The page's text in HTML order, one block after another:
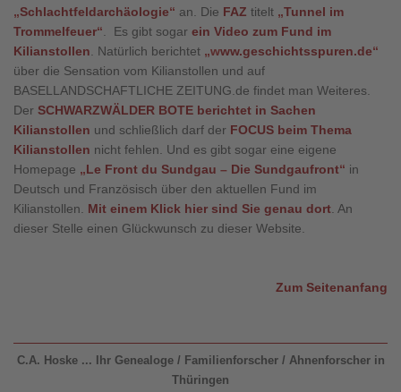
„Schlachtfeldarchäologie“ an. Die FAZ titelt „Tunnel im
Trommelfeuer“ . Es gibt sogar ein Video zum Fund im
Kilianstollen . Natürlich berichtet „www.geschichtsspuren.de“
über die Sensation vom Kilianstollen und auf
BASELLANDSCHAFTLICHE ZEITUNG.de findet man Weiteres.
Der SCHWARZWÄLDER BOTE berichtet in Sachen
Kilianstollen und schließlich darf der FOCUS beim Thema
Kilianstollen nicht fehlen. Und es gibt sogar eine eigene
Homepage „Le Front du Sundgau – Die Sundgaufront“ in
Deutsch und Französisch über den aktuellen Fund im
Kilianstollen. Mit einem Klick hier sind Sie genau dort An
dieser Stelle einen Glückwunsch zu dieser Website.
Zum Seitenanfang
C.A. Hoske ... Ihr Genealoge / Familienforscher / Ahnenforscher in
Thüringen